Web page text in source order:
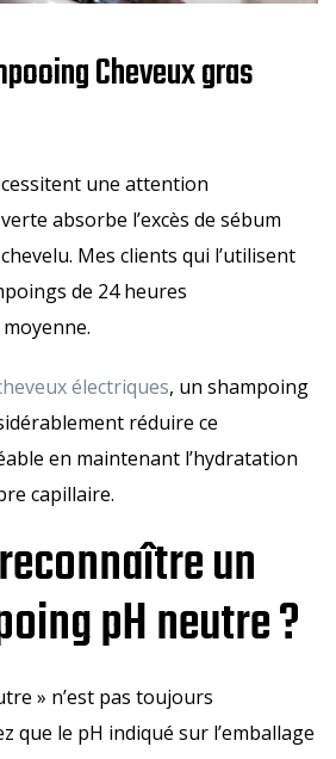
Cheveux gras
une attention
absorbe l’excès de sébum
Mes clients qui l’utilisent
de 24 heures
électriques, un shampoing
réduire ce
en maintenant l’hydratation
capillaire.
un
pH neutre ?
» n’est pas toujours
que le pH indiqué sur l’emballage